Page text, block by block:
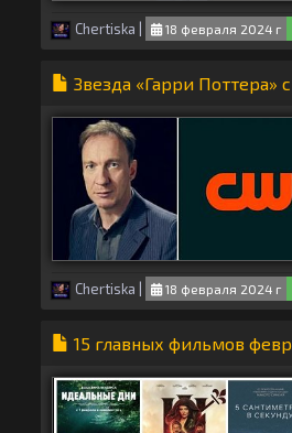
Chertiska 18 февраля 2024 г
Звезда «Гарри Поттера»
Chertiska 18 февраля 2024 г
15 главных фильмов